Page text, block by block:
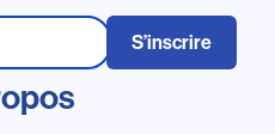
S’inscrire